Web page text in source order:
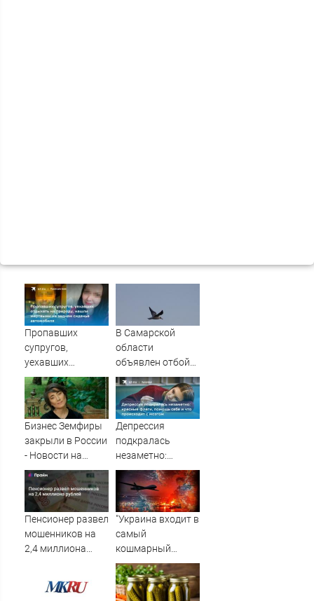
Пропавших
супругов,
уехавших
отдыхать на
природу, нашли
мертвыми на
заднем сиденье
автомобиля
В Самарской
области
объявлен отбой
возможности
атаки с воздуха
Бизнес Земфиры
закрыли в России
- Новости на
Вести.ru
Депрессия
подкралась
незаметно:
красные флаги,
помощь себе и
что происходит с
мозгом
Пенсионер развел
мошенников на
2,4 миллиона
"Украина входит в
самый
кошмарный
период": Врагу
будет не до
терактов! Первый